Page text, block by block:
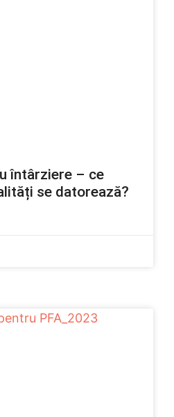
întârziere – ce
se datorează?